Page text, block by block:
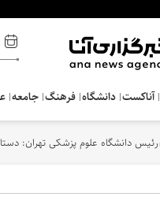
آناکست دانشگاه فرهنگ‌ جامعه
رئیس دانشگاه علوم پزشکی تهران: